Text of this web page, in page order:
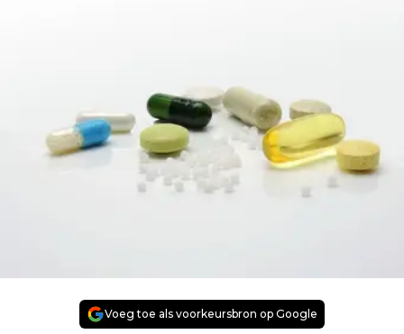
Voeg toe als voorkeursbron op Google